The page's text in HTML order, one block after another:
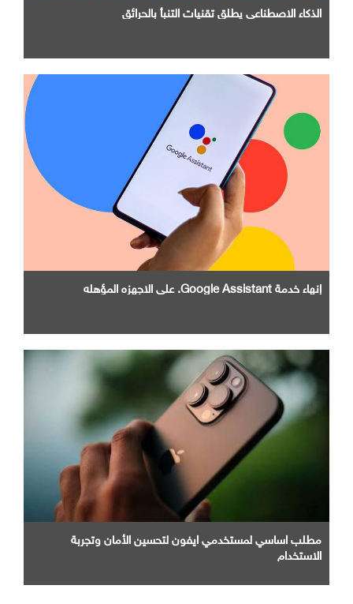
الذكاء الاصطناعي يطلق تقنيات التنبأ بالحرائق
إنهاء خدمة Google Assistant. علي الاجهزه المؤهله
مطلب اساسي لمستخدمي ايفون لتحسين الأمان وتجربة
الاستخدام